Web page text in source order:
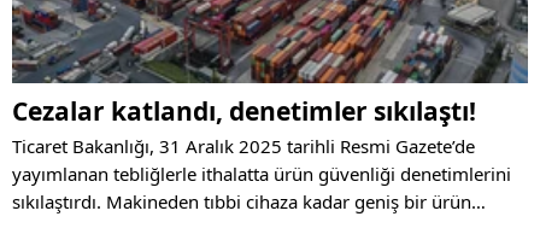
Cezalar katlandı, denetimler sıkılaştı!
Ticaret Bakanlığı, 31 Aralık 2025 tarihli Resmi Gazete’de
yayımlanan tebliğlerle ithalatta ürün güvenliği denetimlerini
sıkılaştırdı. Makineden tıbbi cihaza kadar geniş bir ürün